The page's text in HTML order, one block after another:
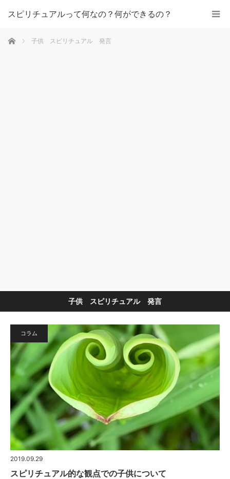
スピリチュアルって何なの？何ができるの？
ホーム 子供 スピリチュアル 発言
子供 スピリチュアル 発言
コラム
2019.09.29
スピリチュアル的な観点での子供について